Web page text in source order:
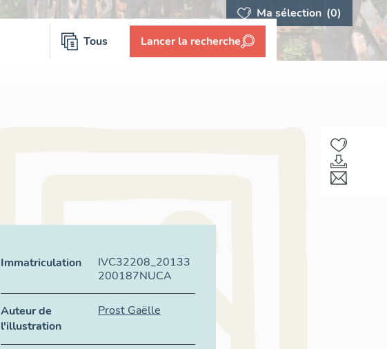
Ma sélection (0)
Tous Lancer la recherche
Immatriculation
IVC32208_20133
200187NUCA
Auteur de
l'illustration
Prost Gaëlle